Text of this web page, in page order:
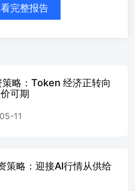
单位1.2 Token需求进入爆发阶
济时代的AI产业架构 2.生产
增长极2.2xPU：CPU价值回
技术创新，计算/通信/测量迎机
应用生态繁荣 5.1 AI应用：模型
构筑壁垒5.2经营管理软件：收
生产研发软件：AI助力提质增效
代互联底座，乘星座组网提速
密化，带动热管理/供电升级3.4
完整报告
略：Token 经济正转向
可期
11
策略：迎接AI行情从供给